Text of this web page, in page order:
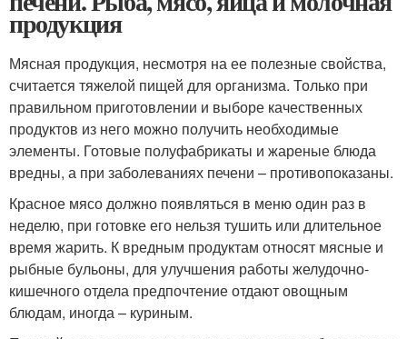
продукция
Мясная продукция, несмотря на ее полезные свойства,
считается тяжелой пищей для организма. Только при
правильном приготовлении и выборе качественных
продуктов из него можно получить необходимые
элементы. Готовые полуфабрикаты и жареные блюда
вредны, а при заболеваниях печени – противопоказаны.
Красное мясо должно появляться в меню один раз в
неделю, при готовке его нельзя тушить или длительное
время жарить. К вредным продуктам относят мясные и
рыбные бульоны, для улучшения работы желудочно-
кишечного отдела предпочтение отдают овощным
блюдам, иногда – куриным.